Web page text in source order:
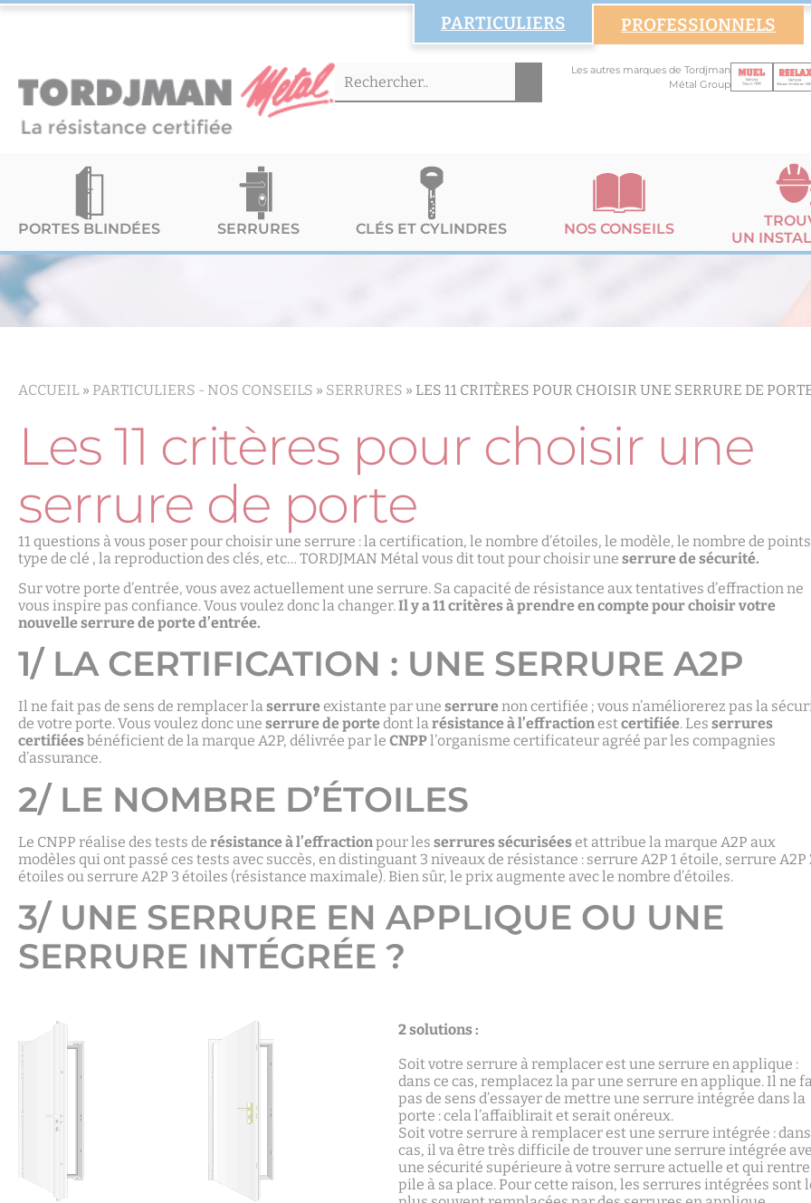
PARTICULIERS PROFESSIONNELS
Les autres marques de Tordjman
Métal Group
PORTES BLINDÉES SERRURES CLÉS ET CYLINDRES NOS CONSEILS
UN
ACCUEIL » PARTICULIERS - NOS CONSEILS » SERRURES » LES 11 CRITÈRES POUR CHOISIR UNE SERRURE DE
Les 11 critères pour choisir une
serrure de porte
11 questions à vous poser pour choisir une serrure : la certification, le nombre d’étoiles, le modèle, le nombre de
type de clé , la reproduction des clés, etc… TORDJMAN Métal vous dit tout pour choisir une serrure de sécurité.
Sur votre porte d’entrée, vous avez actuellement une serrure. Sa capacité de résistance aux tentatives d’effraction ne
vous inspire pas confiance. Vous voulez donc la changer.Il y a 11 critères à prendre en compte pour choisir votre
nouvelle serrure de porte d’entrée.
1/ LA CERTIFICATION : UNE SERRURE A2P
Il ne fait pas de sens de remplacer laserrure existante par une serrurenon certifiée ; vous n’améliorerez pas la
de votre porte. Vous voulez donc une serrure de portedont larésistance à l’effraction estcertifiée. Les serrures
certifiéesbénéficient de la marque A2P, délivrée par le CNPPl’organisme certificateur agréé par les compagnies
d’assurance.
2/ LE NOMBRE D’ÉTOILES
Le CNPP réalise des tests de résistance à l’effractionpour les serrures sécurisées et attribue la marque A2P aux
modèles qui ont passé ces tests avec succès, en distinguant 3 niveaux de résistance : serrure A2P 1 étoile, serrure A2P
étoiles ou serrure A2P 3 étoiles (résistance maximale). Bien sûr, le prix augmente avec le nombre d’étoiles.
3/ UNE SERRURE EN APPLIQUE OU UNE
SERRURE INTÉGRÉE ?
2 solutions :
Soit votre serrure à remplacer est une serrure en applique :
dans ce cas, remplacez la par une serrure en applique. Il ne
pas de sens d’essayer de mettre une serrure intégrée dans la
porte : cela l’affaiblirait et serait onéreux.
Soit votre serrure à remplacer est une serrure intégrée :
cas, il va être très difficile de trouver une serrure intégrée
une sécurité supérieure à votre serrure actuelle et qui rentre
pile à sa place. Pour cette raison, les serrures intégrées sont